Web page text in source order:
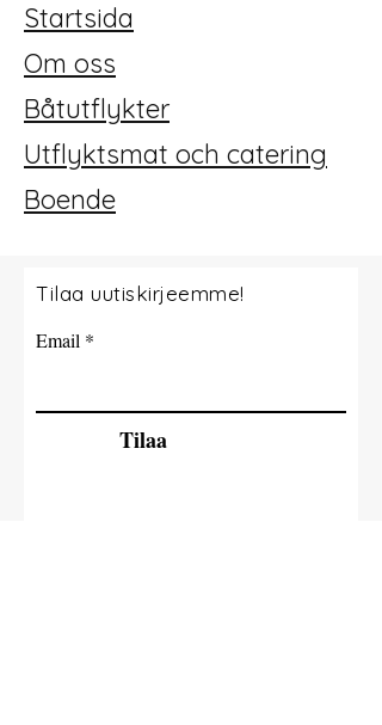
Startsida
Om oss
Båtutflykter
Utflyktsmat och catering
Boende
Tilaa uutiskirjeemme!
Email
Tilaa